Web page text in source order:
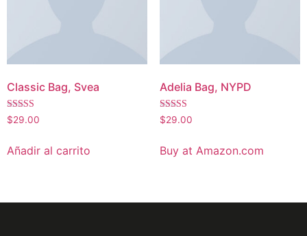
Classic Bag, Svea
Valorado
con
de 5
$29.00
Añadir al carrito
Adelia Bag, NYPD
Valorado
con
de 5
$29.00
Buy at Amazon.com